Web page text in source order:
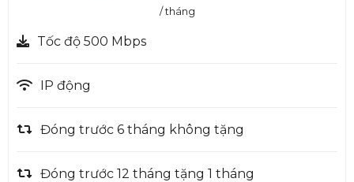
/ tháng
Tốc độ 500 Mbps
IP động
Đóng trước 6 tháng không tặng
Đóng trước 12 tháng tặng 1 tháng